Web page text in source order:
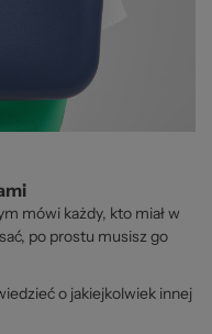
mówi każdy, kto miał w
po prostu musisz go
o jakiejkolwiek innej